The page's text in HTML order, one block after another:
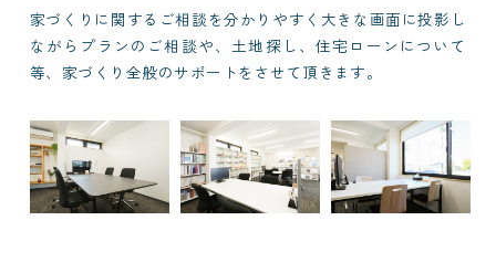
家づくりに関するご相談を分かりやすく大きな画面に投影し
ながらプランのご相談や、土地探し、住宅ローンについて
等、家づくり全般のサポートをさせて頂きます。